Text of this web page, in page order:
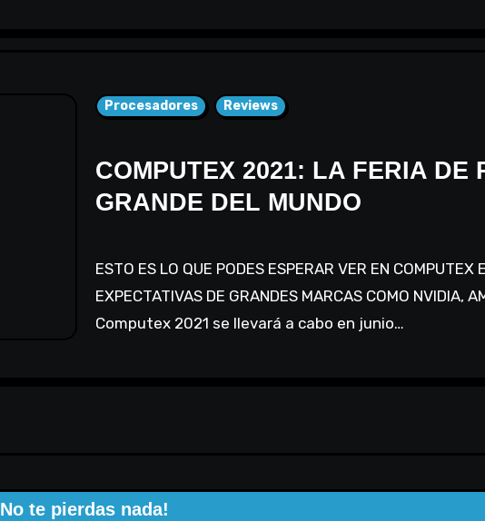
Procesadores Reviews
COMPUTEX 2021: LA FERIA DE
GRANDE DEL MUNDO
ESTO ES LO QUE PODES ESPERAR VER EN COMPUTEX ESTE 2021, LAS
EXPECTATIVAS DE GRANDES MARCAS COMO NVIDIA,
Computex 2021 se llevará a cabo en junio…
No te pierdas nada!